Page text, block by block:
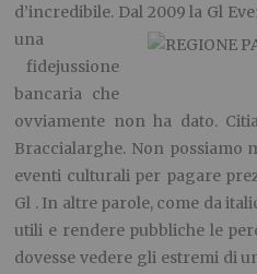
d’incredibile. Dal 2009 la Gl
una
fidejussione
bancaria che
ovviamente non ha dato.
Braccialarghe. Non possiamo
eventi culturali per pagare
Gl . In altre parole, come da
utili e rendere pubbliche le
dovesse vedere gli estremi di